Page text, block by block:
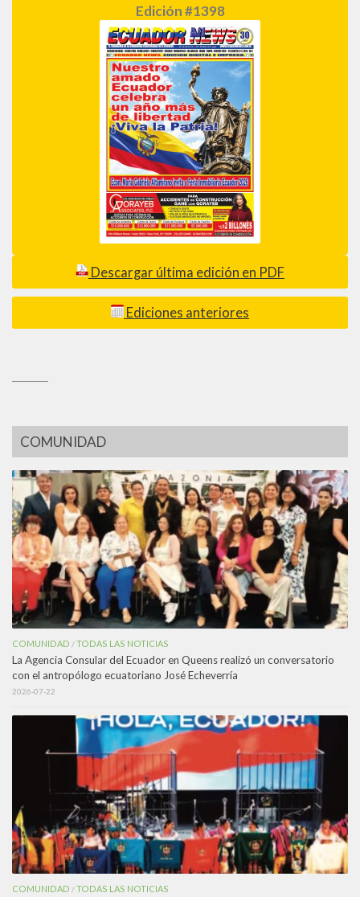
Edición #1398
Descargar última edición en PDF
Ediciones anteriores
COMUNIDAD
COMUNIDAD /TODAS LAS NOTICIAS
La Agencia Consular del Ecuador en Queens realizó un conversatorio
con el antropólogo ecuatoriano José Echeverría
2026-07-22
COMUNIDAD /TODAS LAS NOTICIAS